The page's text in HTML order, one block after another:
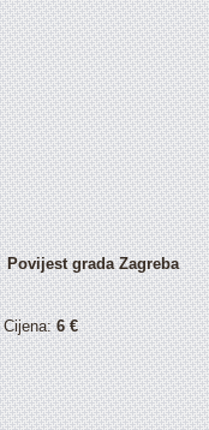
Povijest grada Zagreba
6 €